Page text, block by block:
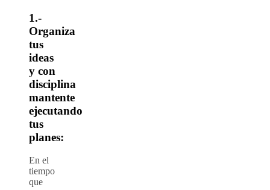
1.-
Organiza
tus
ideas
y con
disciplina
mantente
ejecutando
tus
planes:
En el
tiempo
que